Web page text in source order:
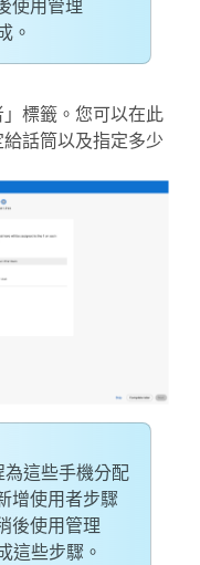
使用管理
。
標籤。您可以在此
話筒以及指定多少
為這些手機分配
增使用者步驟
後使用管理
這些步驟。